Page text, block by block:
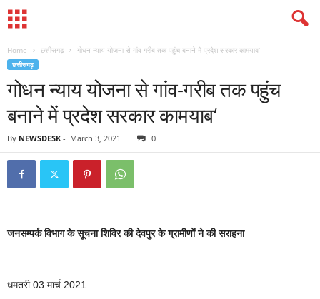
Home छत्तीसगढ़ गोधन न्याय योजना से गांव-गरीब तक पहुंच बनाने में प्रदेश सरकार कामयाब‘
छत्तीसगढ़
गोधन न्याय योजना से गांव-गरीब तक पहुंच
बनाने में प्रदेश सरकार कामयाब‘
By NEWSDESK - March 3, 2021 0
जनसम्पर्क विभाग के सूचना शिविर की देवपुर के ग्रामीणों ने की सराहना
धमतरी 03 मार्च 2021